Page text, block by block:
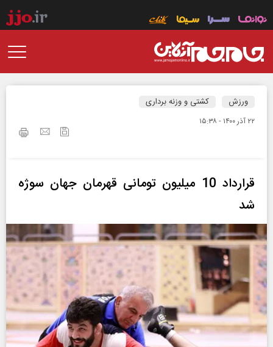
ورزش کشتی و وزنه برداری
۲۲ آذر ۱۴۰۰ - ۱۵:۳۸
قرارداد 10 میلیون تومانی قهرمان جهان سوژه
شد